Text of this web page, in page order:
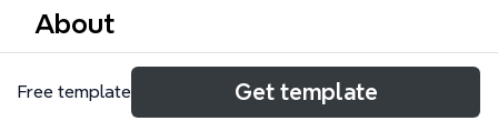
About
Разработка лид-магнитов — это стратегический
шаблон Xmind, предназначенный для
Free template Get template